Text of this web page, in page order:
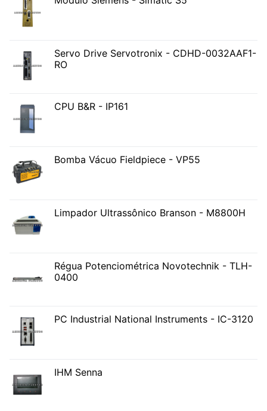
Servo Drive Servotronix - CDHD-0032AAF1-
RO
CPU B&R - IP161
Bomba Vácuo Fieldpiece - VP55
Limpador Ultrassônico Branson - M8800H
Régua Potenciométrica Novotechnik - TLH-
0400
PC Industrial National Instruments - IC-3120
IHM Senna